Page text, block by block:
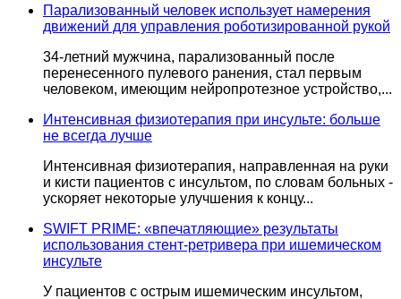
Парализованный человек использует намерения
движений для управления роботизированной рукой
34-летний мужчина, парализованный после
перенесенного пулевого ранения, стал первым
человеком, имеющим нейропротезное устройство,...
Интенсивная физиотерапия при инсульте: больше
не всегда лучше
Интенсивная физиотерапия, направленная на руки
и кисти пациентов с инсультом, по словам больных -
ускоряет некоторые улучшения к концу...
SWIFT PRIME: «впечатляющие» результаты
использования стент-ретривера при ишемическом
инсульте
У пациентов с острым ишемическим инсультом,